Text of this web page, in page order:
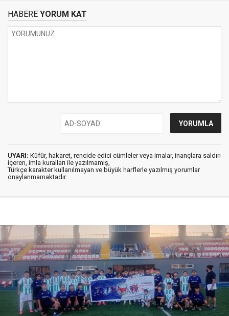
HABERE YORUM KAT
UYARI: Küfür, hakaret, rencide edici cümleler veya imalar, inançlara saldırı
içeren, imla kuralları ile yazılmamış,
Türkçe karakter kullanılmayan ve büyük harflerle yazılmış yorumlar
onaylanmamaktadır.